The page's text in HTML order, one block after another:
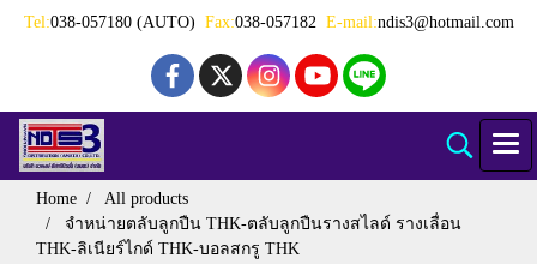
Tel:038-057180 (AUTO) Fax:038-057182 E-mail:ndis3@hotmail.com
Home
All products
จำหน่ายตลับลูกปืน THK-ตลับลูกปืนรางสไลด์ รางเลื่อน
THK-ลิเนียร์ไกด์ THK-บอลสกรู THK